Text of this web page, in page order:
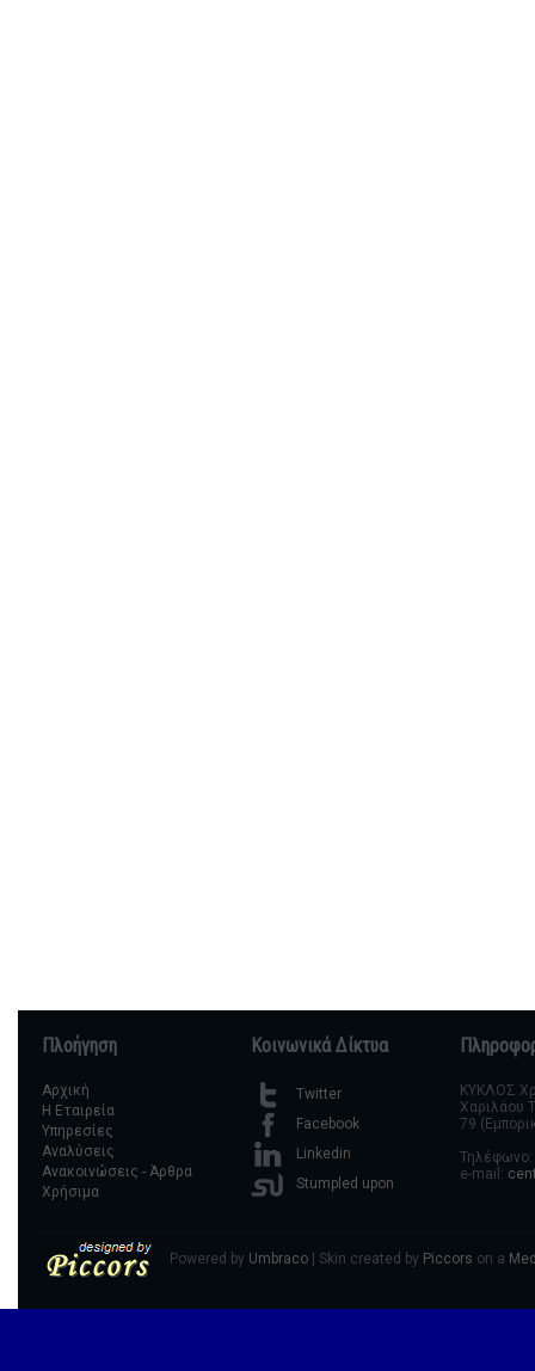
Πλοήγηση
Αρχική
Η Εταιρεία
Υπηρεσίες
Αναλύσεις
Ανακοινώσεις - Άρθρα
Χρήσιμα
Κοινωνικά Δίκτυα
Twitter
Facebook
Linkedin
Stumpled upon
ΚΥΚΛΟΣ
Χαριλάου
79
Τηλέφωνο:
e-mail:
Powered by Umbraco | Skin created by Piccors on a